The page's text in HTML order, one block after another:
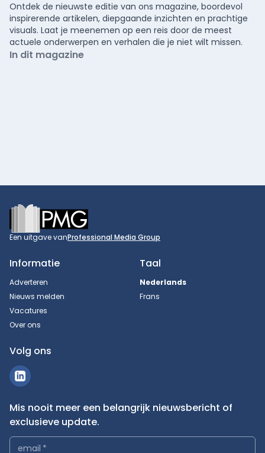
Ontdek de nieuwste editie van ons magazine, boordevol
inspirerende artikelen, diepgaande inzichten en prachtige
visuals. Laat je meenemen op een reis door de meest
actuele onderwerpen en verhalen die je niet wilt missen.
In dit magazine
Footer
Een uitgave vanProfessional Media Group
Informatie
Adverteren
Nieuws melden
Vacatures
Over ons
Taal
Nederlands
Frans
Volg ons
Mis nooit meer een belangrijk nieuwsbericht of
exclusieve update.
email *